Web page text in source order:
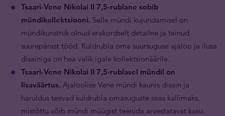
Tsaari-Vene Nikolai II 7,5-rublane sobib
mündikollektsiooni. Selle mündi kujundamisel on
mündikunstnik olnud erakordselt detailne ja teinud
suurepärast tööd. Kuldrubla oma suursuguse ajaloo ja ilusa
disainiga on hea valik igale kollektsionäärile.
Tsaari-Vene Nikolai II 7,5-rublasel mündil on
lisaväärtus. Ajaloolise Vene mündi kaunis disain ja
haruldus teevad kuldrubla omasuguste seas kallimaks,
mistõttu võib mündi müügist teenida arvestatavat kasu.